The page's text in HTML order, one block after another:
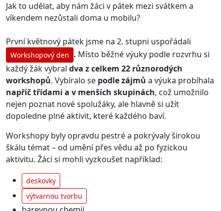
Jak to udělat, aby nám žáci v pátek mezi svátkem a
víkendem nezůstali doma u mobilu?
První květnový pátek jsme na 2. stupni uspořádali
Workshopový den . Místo běžné výuky podle rozvrhu si
každý žák vybral dva z celkem 22 různorodých
workshopů. Vybíralo se podle zájmů a výuka probíhala
napříč třídami a v menších skupinách, což umožnilo
nejen poznat nové spolužáky, ale hlavně si užít
dopoledne plné aktivit, které každého baví.
Workshopy byly opravdu pestré a pokrývaly širokou
škálu témat – od umění přes vědu až po fyzickou
aktivitu. Žáci si mohli vyzkoušet například:
deskovky
výtvarnou tvorbu